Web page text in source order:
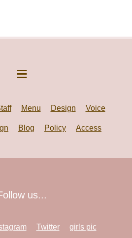
Menu Design Voice
Blog Policy Access
us...
Twitter girls pic